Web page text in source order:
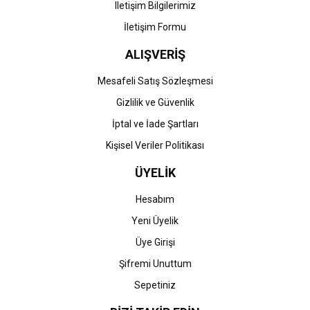
Iletişim Bilgilerimiz
İletişim Formu
ALIŞVERİŞ
Mesafeli Satış Sözleşmesi
Gizlilik ve Güvenlik
İptal ve İade Şartları
Kişisel Veriler Politikası
ÜYELİK
Hesabım
Yeni Üyelik
Üye Girişi
Şifremi Unuttum
Sepetiniz